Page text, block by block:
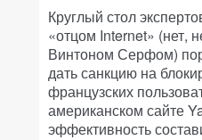
Круглый стол
«отцом Internet» (нет,
Винтоном Серфом)
дать санкцию на
французских
американском сайте
эффективность